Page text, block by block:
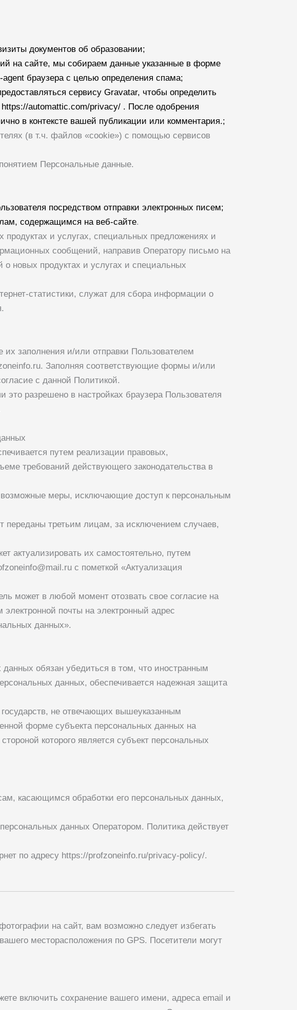
документов об образовании;
на сайте, мы собираем данные указанные в форме
браузера с целью определения спама;
сервису Gravatar, чтобы определить
automattic.com/privacy/ . После одобрения
в контексте вашей публикации или комментария.;
(в т.ч. файлов «cookie») с помощью сервисов
Персональные данные.
посредством отправки электронных писем;
содержащимся на веб-сайте.
и услугах, специальных предложениях и
сообщений, направив Оператору письмо на
о новых продуктах и услугах и специальных
статистики, служат для сбора информации о
заполнения и/или отправки Пользователем
. Заполняя соответствующие формы и/или
с данной Политикой.
разрешено в настройках браузера Пользователя
путем реализации правовых,
требований действующего законодательства в
возможные меры, исключающие доступ к персональным
переданы третьим лицам, за исключением случаев,
актуализировать их самостоятельно, путем
с пометкой «Актуализация
может в любой момент отозвать свое согласие на
почты на электронный адрес
данных».
обязан убедиться в том, что иностранным
данных, обеспечивается надежная защита
не отвечающих вышеуказанным
форме субъекта персональных данных на
которого является субъект персональных
касающимся обработки его персональных данных,
данных Оператором. Политика действует
по адресу https://profzoneinfo.ru/privacy-policy/.
на сайт, вам возможно следует избегать
месторасположения по GPS. Посетители могут
включить сохранение вашего имени, адреса email и